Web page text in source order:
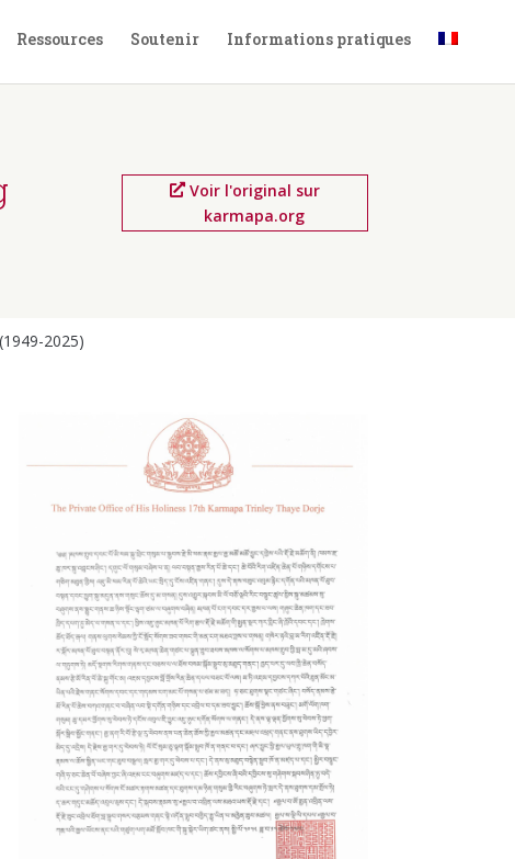
Ressources Soutenir Informations pratiques
Voir l'original sur
karmapa.org
2025)